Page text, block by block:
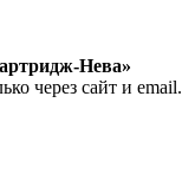
Нева»
через сайт и email.